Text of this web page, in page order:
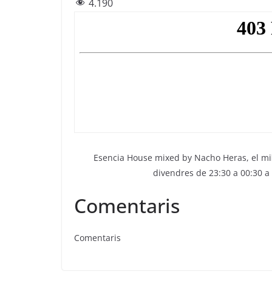
c
b a A
4.190
Esencia House mixed by Nacho Heras, el
divendres de 23:30 a 00:30
Comentaris
Comentaris